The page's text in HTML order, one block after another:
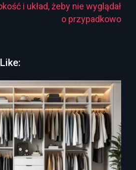
i układ, żeby nie wyglądał
o przypadkowo